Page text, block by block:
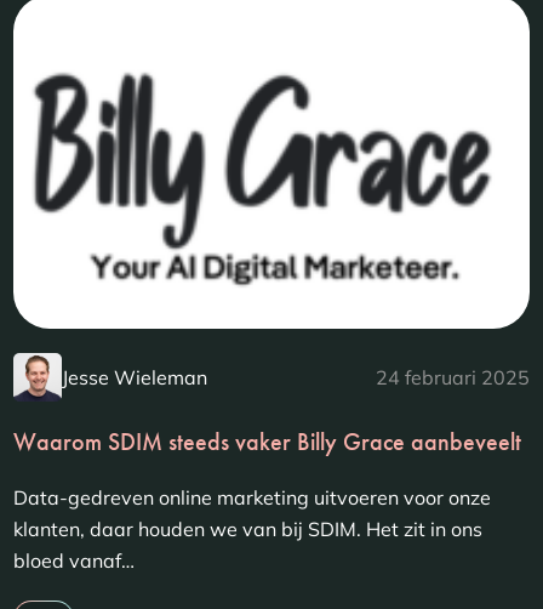
Jesse Wieleman 24 februari 2025
Waarom SDIM steeds vaker Billy Grace aanbeveelt
Data-gedreven online marketing uitvoeren voor onze
klanten, daar houden we van bij SDIM. Het zit in ons
bloed vanaf…